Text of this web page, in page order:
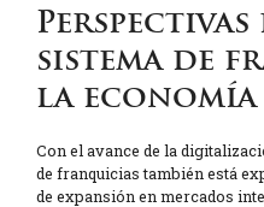
sistema de
la
Con el avance de la
de franquicias también está
de expansión en mercados